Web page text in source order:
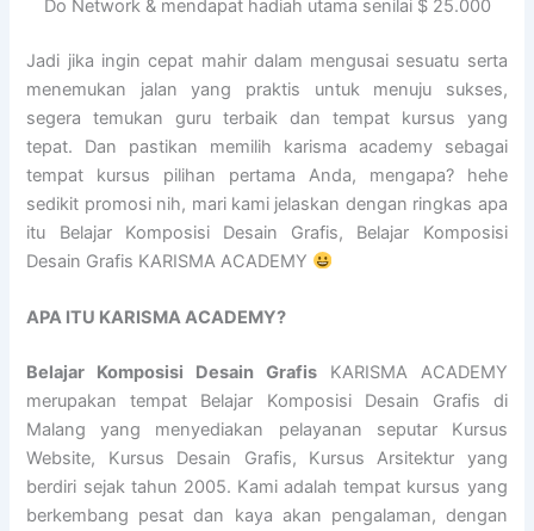
Do Network & mendapat hadiah utama senilai $ 25.000
Jadi jika ingin cepat mahir dalam mengusai sesuatu serta
menemukan jalan yang praktis untuk menuju sukses,
segera temukan guru terbaik dan tempat kursus yang
tepat. Dan pastikan memilih karisma academy sebagai
tempat kursus pilihan pertama Anda, mengapa? hehe
sedikit promosi nih, mari kami jelaskan dengan ringkas apa
itu Belajar Komposisi Desain Grafis, Belajar Komposisi
Desain Grafis KARISMA ACADEMY
APA ITU KARISMA ACADEMY?
Belajar Komposisi Desain GrafisKARISMA ACADEMY
merupakan tempat Belajar Komposisi Desain Grafis di
Malang yang menyediakan pelayanan seputar Kursus
Website, Kursus Desain Grafis, Kursus Arsitektur yang
berdiri sejak tahun 2005. Kami adalah tempat kursus yang
berkembang pesat dan kaya akan pengalaman, dengan